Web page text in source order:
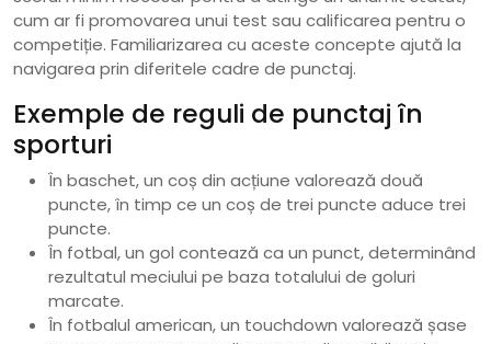
cum ar fi promovarea unui test sau calificarea pentru o
competiție. Familiarizarea cu aceste concepte ajută la
navigarea prin diferitele cadre de punctaj.
Exemple de reguli de punctaj în
sporturi
În baschet, un coș din acțiune valorează două
puncte, în timp ce un coș de trei puncte aduce trei
puncte.
În fotbal, un gol contează ca un punct, determinând
rezultatul meciului pe baza totalului de goluri
marcate.
În fotbalul american, un touchdown valorează șase